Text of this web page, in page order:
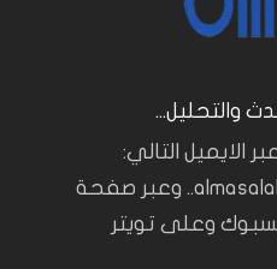
والتحليل...
الايميل التالي:
almasalahsources@gmail.com.. وعبر صفحة
وعلى تويتر